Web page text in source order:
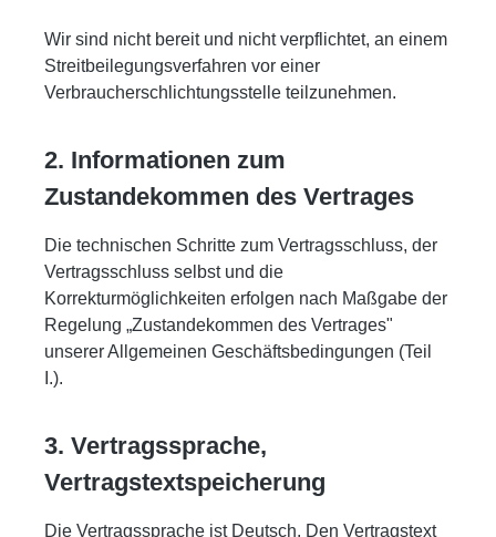
Wir sind nicht bereit und nicht verpflichtet, an einem
Streitbeilegungsverfahren vor einer
Verbraucherschlichtungsstelle teilzunehmen.
2. Informationen zum
Zustandekommen des Vertrages
Die technischen Schritte zum Vertragsschluss, der
Vertragsschluss selbst und die
Korrekturmöglichkeiten erfolgen nach Maßgabe der
Regelung „Zustandekommen des Vertrages"
unserer Allgemeinen Geschäftsbedingungen (Teil
I.).
3. Vertragssprache,
Vertragstextspeicherung
Die Vertragssprache ist Deutsch. Den Vertragstext